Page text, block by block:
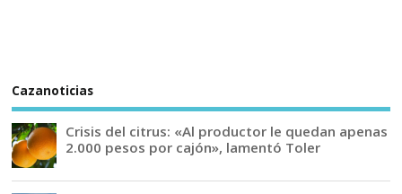
Cazanoticias
Crisis del citrus: «Al productor le quedan apenas
2.000 pesos por cajón», lamentó Toler